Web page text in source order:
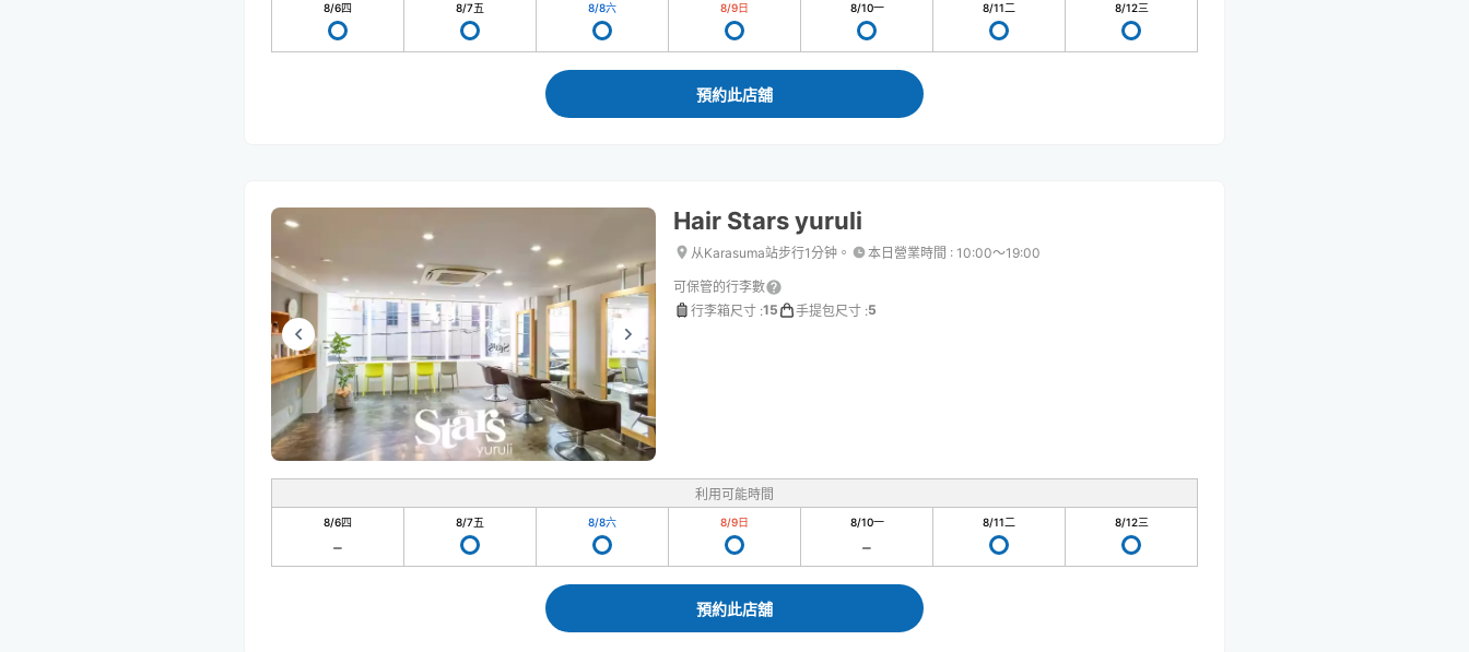
8/6四 8/7五 8/8六 8/9日 8/10一 8/11二 8/12三
預約此店舖
Hair Stars yuruli
从Karasuma站步行1分钟。 本日營業時間 : 10:00〜19:00
可保管的行李數
行李箱尺寸 :15 手提包尺寸 :5
利用可能時間
8/6四 8/7五 8/8六 8/9日 8/10一 8/11二 8/12三
預約此店舖